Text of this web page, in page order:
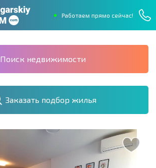
Работаем прямо сейчас!
Поиск недвижимости
Заказать подбор жилья